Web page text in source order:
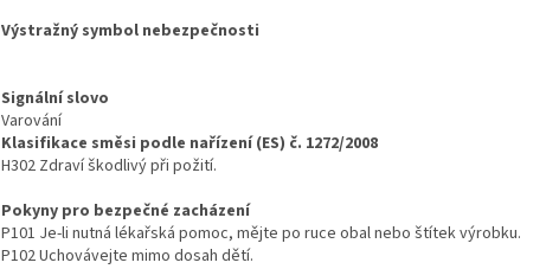
Výstražný symbol nebezpečnosti
Signální slovo
Varování
Klasifikace směsi podle nařízení (ES) č. 1272/2008
H302 Zdraví škodlivý při požití.
Pokyny pro bezpečné zacházení
P101 Je-li nutná lékařská pomoc, mějte po ruce obal nebo štítek výrobku.
P102 Uchovávejte mimo dosah dětí.